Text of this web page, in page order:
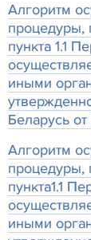
Алгоритм
процедуры,
пункта 1.1
иными
Беларусь
Алгоритм
процедуры,
пункта1.1
иными